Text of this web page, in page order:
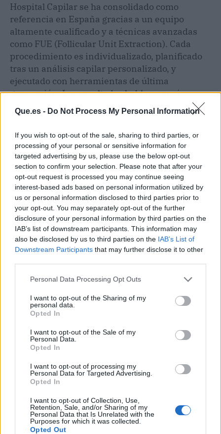
Que.es - Do Not Process My Personal Information
If you wish to opt-out of the sale, sharing to third parties, or
processing of your personal or sensitive information for
targeted advertising by us, please use the below opt-out
section to confirm your selection. Please note that after your
opt-out request is processed you may continue seeing
interest-based ads based on personal information utilized by
us or personal information disclosed to third parties prior to
your opt-out. You may separately opt-out of the further
disclosure of your personal information by third parties on the
IAB’s list of downstream participants. This information may
also be disclosed by us to third parties on the IAB’s List of
Downstream Participants that may further disclose it to other
Personal Data Processing Opt Outs
I want to opt-out of the Sharing of my
personal data.
Opted In
I want to opt-out of the Sale of my
Personal Data.
Opted In
I want to opt-out of processing my
Personal Data for Targeted Advertising.
Opted In
I want to opt-out of Collection, Use,
Retention, Sale, and/or Sharing of my
Personal Data that Is Unrelated with the
Purposes for which it was collected.
Opted Out
Hospital Capilar se ha consolidado como
referencia en España gracias a un equipo
altamente cualificado y a técnicas avanzadas
como FUE (Follicular Unit Extraction). Cada
procedimiento es individualizado, planificado
tras un análisis capilar personalizado, y
ejecutado con herramientas de última
generación. Los resultados hablan por sí
mismos: pacientes satisfechos, recuperaciones
rápidas y un enfoque humano y cercano desde
el primer día.
En definitiva...
Aunque el injerto capilar en Turquía pueda
parecer una opción más económica, la
tranquilidad, calidad y respaldo profesional que
ofrecen clínicas como Hospital Capilar al
realizar un injerto capilar en España
demuestran que la elección de la proximidad y
las garantías tiene mucho que decir.
Si estás pensando en un trasplante capilar y
valoras tu seguridad, tu tiempo y un buen
duda, una opción de confianza.